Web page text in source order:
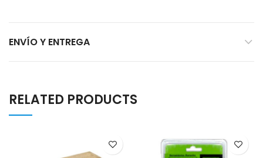
ENVÍO Y ENTREGA
RELATED PRODUCTS